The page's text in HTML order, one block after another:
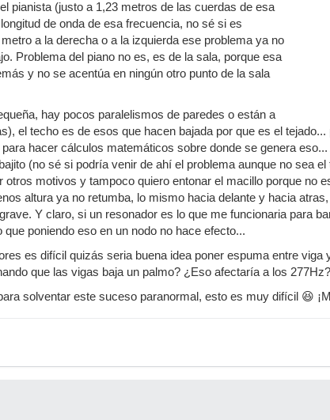
pianista (justo a 1,23 metros de las cuerdas de esa
de onda de esa frecuencia, no sé si es
a la derecha o a la izquierda ese problema ya no
Problema del piano no es, es de la sala, porque esa
y no se acentúa en ningún otro punto de la sala
hay pocos paralelismos de paredes o están a
el techo es de esos que hacen bajada por que es el
hacer cálculos matemáticos sobre donde se genera
(no sé si podría venir de ahí el problema aunque no sea
otros motivos y tampoco quiero entonar el macillo porque no
altura ya no retumba, lo mismo hacia delante y hacia
Y claro, si un resonador es lo que me funcionaria para
poniendo eso en un nodo no hace efecto...
es difícil quizás seria buena idea poner espuma entre viga
que las vigas baja un palmo? ¿Eso afectaría a los 277Hz?
solventar este suceso paranormal, esto es muy difícil 😆